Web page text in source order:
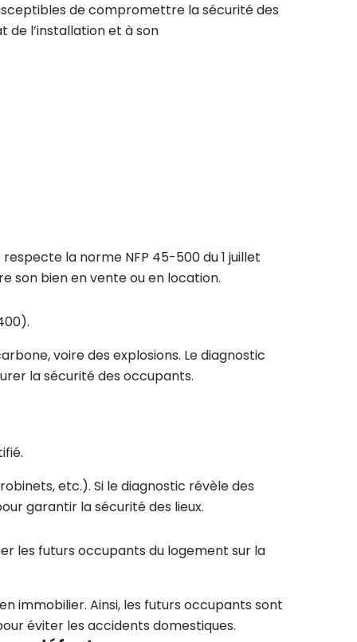
de compromettre la sécurité des
de l’installation et à son
la norme NFP 45-500 du 1 juillet
son bien en vente ou en location.
voire des explosions. Le diagnostic
la sécurité des occupants.
etc.). Si le diagnostic révèle des
garantir la sécurité des lieux.
les futurs occupants du logement sur la
immobilier. Ainsi, les futurs occupants sont
éviter les accidents domestiques.